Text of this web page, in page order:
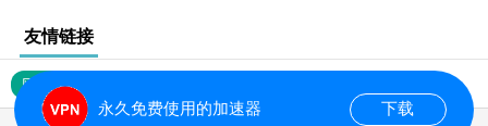
友情链接
网站地图
永久免费使用的加速器 下载